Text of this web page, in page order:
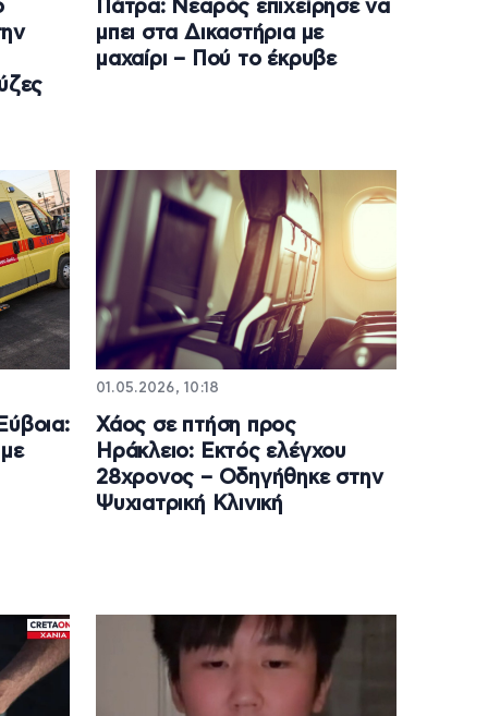
Πάτρα: Νεαρός επιχείρησε να
μπει στα Δικαστήρια με
μαχαίρι – Πού το έκρυβε
01.05.2026, 10:18
Χάος σε πτήση προς
Ηράκλειο: Εκτός ελέγχου
28χρονος – Οδηγήθηκε στην
Ψυχιατρική Κλινική